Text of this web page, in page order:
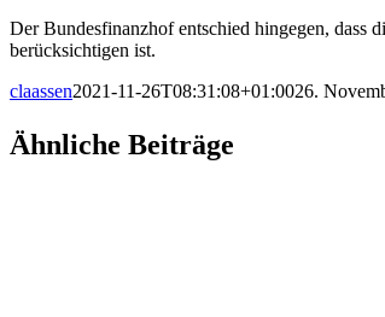
Der Bundesfinanzhof entschied hingegen, dass
berücksichtigen ist.
claassen2021-11-26T08:31:08+01:0026.
Facebook
X
LinkedIn
WhatsApp
Xing
E-
Mail
Ähnliche Beiträge